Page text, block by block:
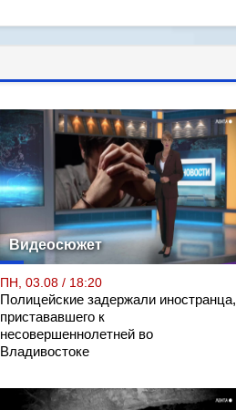
Видеосюжет
ПН, 03.08 / 18:20
Полицейские задержали иностранца,
пристававшего к
несовершеннолетней во
Владивостоке